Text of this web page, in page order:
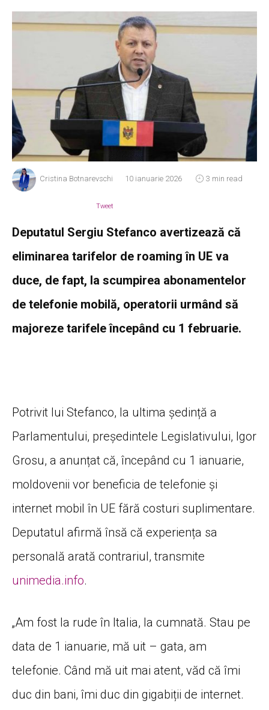
Cristina Botnarevschi 10 ianuarie 2026 3 min read
Tweet
Deputatul Sergiu Stefanco avertizează că
eliminarea tarifelor de roaming în UE va
duce, de fapt, la scumpirea abonamentelor
de telefonie mobilă, operatorii urmând să
majoreze tarifele începând cu 1 februarie.
Potrivit lui Stefanco, la ultima ședință a
Parlamentului, președintele Legislativului, Igor
Grosu, a anunțat că, începând cu 1 ianuarie,
moldovenii vor beneficia de telefonie și
internet mobil în UE fără costuri suplimentare.
Deputatul afirmă însă că experiența sa
personală arată contrariul, transmite
unimedia.info.
„Am fost la rude în Italia, la cumnată. Stau pe
data de 1 ianuarie, mă uit – gata, am
telefonie. Când mă uit mai atent, văd că îmi
duc din bani, îmi duc din gigabiții de internet.